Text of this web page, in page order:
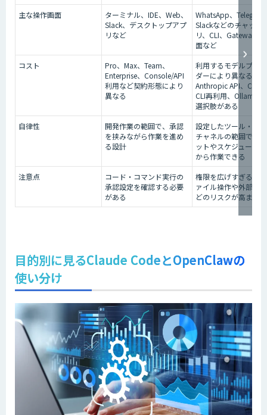
主な操作画面
ターミナル、IDE、Web、
Slack、デスクトップアプ
リなど
WhatsApp、
Slackなどのチャット
リ、CLI、Gateway設
面など
コスト
Pro、Max、Team、
Enterprise、Console/API
利用など契約形態により
異なる
利用するモデルプロ
ダーにより異なる。
Anthropic API、
CLI再利用、Ollamaな
選択肢がある
自律性
開発作業の範囲で、承認
を挟みながら作業を進め
る設計
設定したツール・権
チャネルの範囲で、
ットやスケジュール
から作業できる
注意点
コード・コマンド実行の
承認設定を確認する必要
がある
権限を広げすぎると
ァイル操作や外部送
どのリスクが高まる
目的別に見るClaude CodeとOpenClawの
使い分け